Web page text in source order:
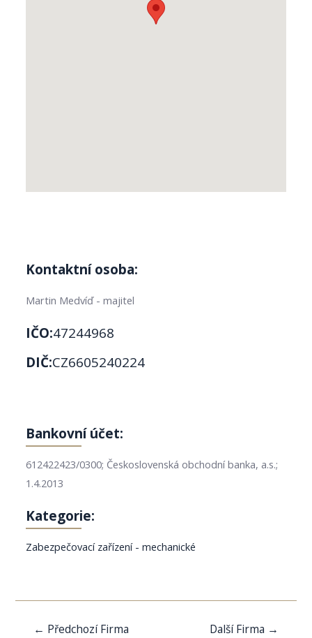
Kontaktní osoba:
Martin Medvíď - majitel
IČO:47244968
DIČ:CZ6605240224
Bankovní účet:
612422423/0300; Československá obchodní banka, a.s.;
1.4.2013
Kategorie:
Zabezpečovací zařízení - mechanické
Navigace
← Předchozí Firma Další Firma →